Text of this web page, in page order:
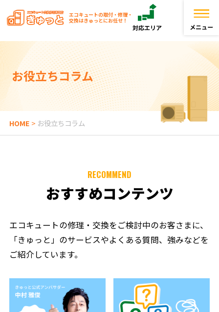
トップページ
きゅっとが選ばれる理由
エコキュートを探す
SNSアカウント
エコキュートの取付・修理・
交換はきゅっとにお任せ！
お役立ちコラム
HOME > お役立ちコラム
RECOMMEND
おすすめコンテンツ
エコキュートの修理・交換をご検討中のお客さまに、
「きゅっと」のサービスやよくある質問、強みなどを
ご紹介しています。